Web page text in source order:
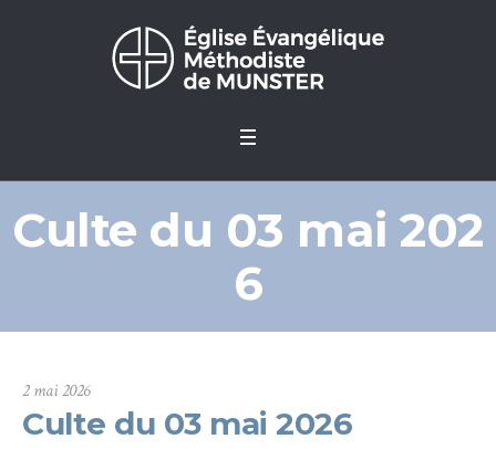
Culte du 03 mai 202
6
2 mai 2026
Culte du 03 mai 2026